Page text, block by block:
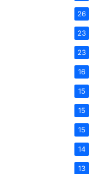
26
23
23
16
15
15
15
14
13